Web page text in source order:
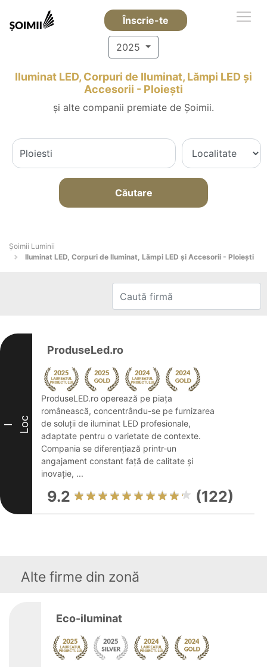
Înscrie-te
2025
Iluminat LED, Corpuri de Iluminat, Lămpi LED și
Accesorii - Ploieşti
și alte companii premiate de Șoimii.
Căutare
Șoimii Luminii
Iluminat LED, Corpuri de Iluminat, Lămpi LED și Accesorii - Ploieşti
I Loc
ProduseLed.ro
ProduseLED.ro operează pe piața
românească, concentrându-se pe furnizarea
de soluții de iluminat LED profesionale,
adaptate pentru o varietate de contexte.
Compania se diferențiază printr-un
angajament constant față de calitate și
inovație, ...
9.2 (122)
Alte firme din zonă
Eco-iluminat